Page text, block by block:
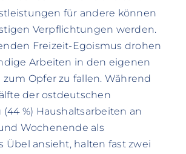
für andere können
Verpflichtungen werden.
Freizeit-Egoismus drohen
Arbeiten in den eigenen
Opfer zu fallen. Während
der ostdeutschen
%) Haushaltsarbeiten an
Wochenende als
Übel ansieht, halten fast zwei